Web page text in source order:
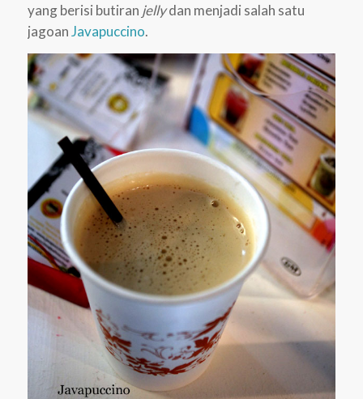
yang berisi butiran jellydan menjadi salah satu
jagoanJavapuccino.